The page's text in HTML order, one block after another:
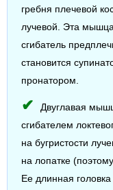
гребня плечевой
лучевой. Эта
сгибатель
становится
пронатором.
Двуглавая
сгибателем
на бугристости
на лопатке
Ее длинная головка